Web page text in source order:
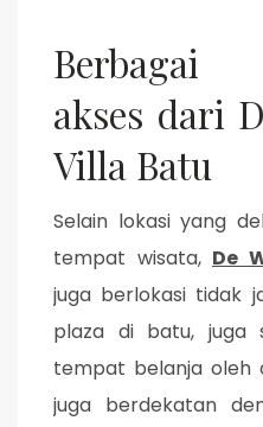
Berbagai
akses dari
Villa Batu
Selain lokasi yang
tempat wisata, De
juga berlokasi tidak
plaza di batu, juga
tempat belanja oleh
juga berdekatan